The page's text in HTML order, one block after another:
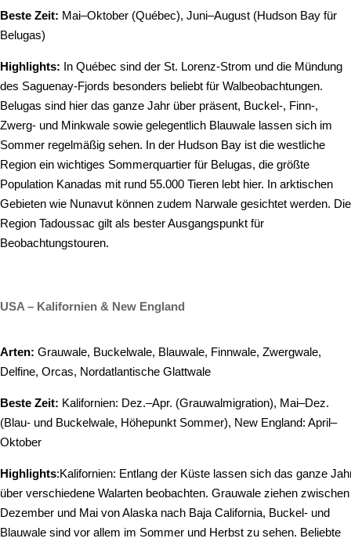
Beste Zeit: Mai–Oktober (Québec), Juni–August (Hudson Bay für
Belugas)
Highlights: In Québec sind der St. Lorenz-Strom und die Mündung
des Saguenay-Fjords besonders beliebt für Walbeobachtungen.
Belugas sind hier das ganze Jahr über präsent, Buckel-, Finn-,
Zwerg- und Minkwale sowie gelegentlich Blauwale lassen sich im
Sommer regelmäßig sehen. In der Hudson Bay ist die westliche
Region ein wichtiges Sommerquartier für Belugas, die größte
Population Kanadas mit rund 55.000 Tieren lebt hier. In arktischen
Gebieten wie Nunavut können zudem Narwale gesichtet werden. Die
Region Tadoussac gilt als bester Ausgangspunkt für
Beobachtungstouren.
USA – Kalifornien & New England
Arten: Grauwale, Buckelwale, Blauwale, Finnwale, Zwergwale,
Delfine, Orcas, Nordatlantische Glattwale
Beste Zeit: Kalifornien: Dez.–Apr. (Grauwalmigration), Mai–Dez.
(Blau- und Buckelwale, Höhepunkt Sommer), New England: April–
Oktober
Highlights:Kalifornien: Entlang der Küste lassen sich das ganze
über verschiedene Walarten beobachten. Grauwale ziehen zwischen
Dezember und Mai von Alaska nach Baja California, Buckel- und
Blauwale sind vor allem im Sommer und Herbst zu sehen. Beliebte